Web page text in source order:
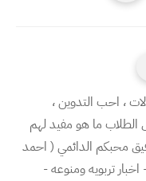
، احب التدوين ،
ما هو مفيد لهم
محبكم الدائمي ( احمد
تربويه ومنوعه -